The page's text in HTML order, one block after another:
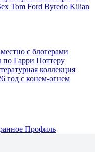
Tom Ford Byredo Kilian
с блогерами
по Гарри Поттеру
коллекция
год с конем-огнем
Профиль